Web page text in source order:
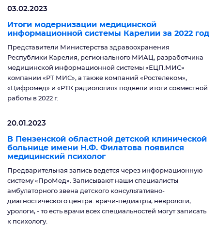
03.02.2023
Итоги модернизации медицинской
информационной системы Карелии за 2022 год
Представители Министерства здравоохранения
Республики Карелия, регионального МИАЦ, разработчика
медицинской информационной системы «ЕЦП.МИС»
компании «РТ МИС», а также компаний «Ростелеком»,
«Цифромед» и «РТК радиология» подвели итоги совместной
работы в 2022 г.
20.01.2023
В Пензенской областной детской клинической
больнице имени Н.Ф. Филатова появился
медицинский психолог
Предварительная запись ведется через информационную
систему «ПроМед». Записывают наши специалисты
амбулаторного звена детского консультативно-
диагностического центра: врачи-педиатры, неврологи,
урологи, - то есть врачи всех специальностей могут записать
к психологу.